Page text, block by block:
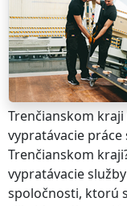
Trenčianskom kraji
vypratávacie
Trenčianskom kraji
vypratávacie
spoločnosti, ktorú